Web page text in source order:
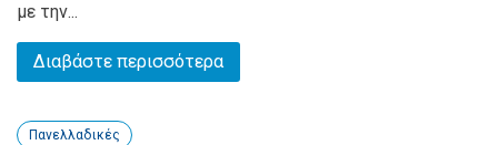
με την...
Διαβάστε περισσότερα
Πανελλαδικές